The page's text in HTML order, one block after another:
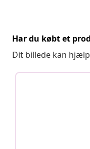
Har du købt et
Dit billede kan